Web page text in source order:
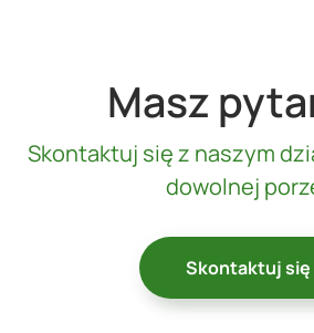
Masz
Skontaktuj się z naszym
dowolnej
Skontaktuj się